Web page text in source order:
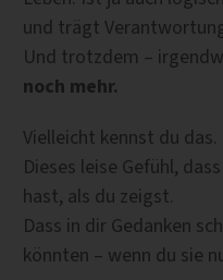
und trägt
Und trotzdem –
noch mehr.
Vielleicht kennst du das.
Dieses leise Gefühl,
hast, als du zeigst.
Dass in dir Gedanken
könnten – wenn du sie